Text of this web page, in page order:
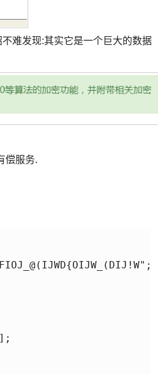
难发现:其实它是一个巨大的数据
偿服务.